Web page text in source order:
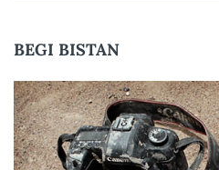
BEGI BISTAN